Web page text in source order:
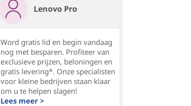
Lenovo Pro
Word gratis lid en begin vandaag
nog met besparen. Profiteer van
exclusieve prijzen, beloningen en
gratis levering*. Onze specialisten
voor kleine bedrijven staan klaar
om u te helpen slagen!
Lees meer >